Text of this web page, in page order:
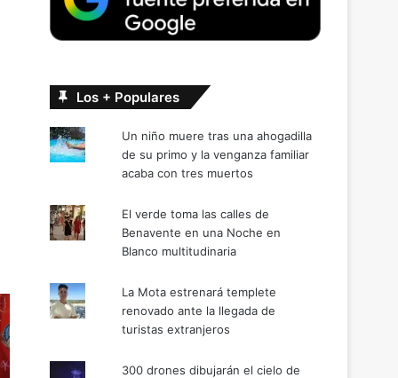
Los + Populares
Un niño muere tras una ahogadilla
de su primo y la venganza familiar
acaba con tres muertos
El verde toma las calles de
Benavente en una Noche en
Blanco multitudinaria
La Mota estrenará templete
renovado ante la llegada de
turistas extranjeros
300 drones dibujarán el cielo de